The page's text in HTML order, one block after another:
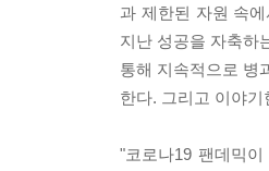
과 제한된 자원 속
지난 성공을 자축하
통해 지속적으로 병
한다. 그리고 이야기
"코로나19 팬데믹